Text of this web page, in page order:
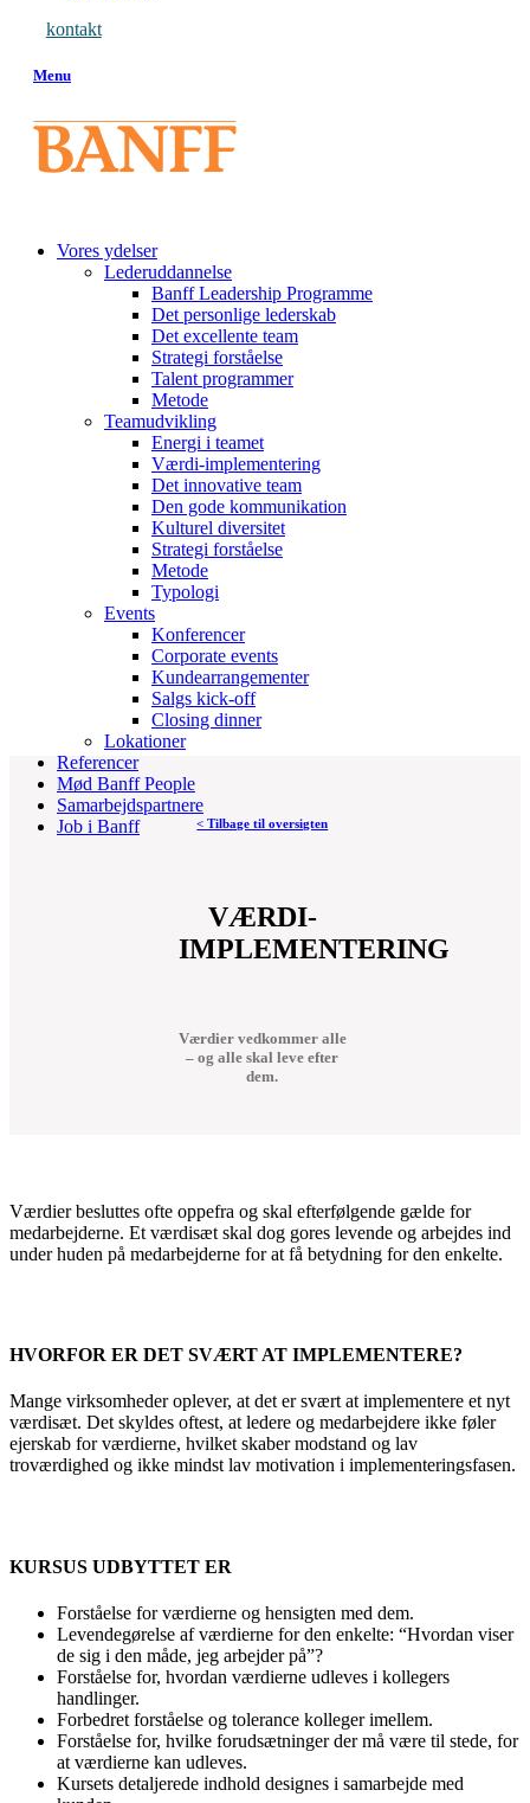
kontakt
Menu
Vores ydelser
Lederuddannelse
Banff Leadership Programme
Det personlige lederskab
Det excellente team
Strategi forståelse
Talent programmer
Metode
Teamudvikling
Energi i teamet
Værdi-implementering
Det innovative team
Den gode kommunikation
Kulturel diversitet
Strategi forståelse
Metode
Typologi
Events
Konferencer
Corporate events
Kundearrangementer
Salgs kick-off
Closing dinner
Lokationer
Referencer
Mød Banff People
Samarbejdspartnere
Job i Banff
< Tilbage til oversigten
VÆRDI-
IMPLEMENTERING
Værdier vedkommer alle
– og alle skal leve efter
dem.
Værdier besluttes ofte oppefra og skal efterfølgende gælde for
medarbejderne. Et værdisæt skal dog gores levende og arbejdes ind
under huden på medarbejderne for at få betydning for den enkelte.
HVORFOR ER DET SVÆRT AT IMPLEMENTERE?
Mange virksomheder oplever, at det er svært at implementere et nyt
værdisæt. Det skyldes oftest, at ledere og medarbejdere ikke føler
ejerskab for værdierne, hvilket skaber modstand og lav
troværdighed og ikke mindst lav motivation i implementeringsfasen.
KURSUS UDBYTTET ER
Forståelse for værdierne og hensigten med dem.
Levendegørelse af værdierne for den enkelte: “Hvordan viser
de sig i den måde, jeg arbejder på”?
Forståelse for, hvordan værdierne udleves i kollegers
handlinger.
Forbedret forståelse og tolerance kolleger imellem.
Forståelse for, hvilke forudsætninger der må være til stede, for
at værdierne kan udleves.
Kursets detaljerede indhold designes i samarbejde med